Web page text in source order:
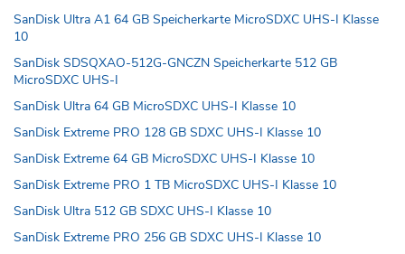
SanDisk Ultra A1 64 GB Speicherkarte MicroSDXC UHS-I Klasse
10
SanDisk SDSQXAO-512G-GNCZN Speicherkarte 512 GB
MicroSDXC UHS-I
SanDisk Ultra 64 GB MicroSDXC UHS-I Klasse 10
SanDisk Extreme PRO 128 GB SDXC UHS-I Klasse 10
SanDisk Extreme 64 GB MicroSDXC UHS-I Klasse 10
SanDisk Extreme PRO 1 TB MicroSDXC UHS-I Klasse 10
SanDisk Ultra 512 GB SDXC UHS-I Klasse 10
SanDisk Extreme PRO 256 GB SDXC UHS-I Klasse 10